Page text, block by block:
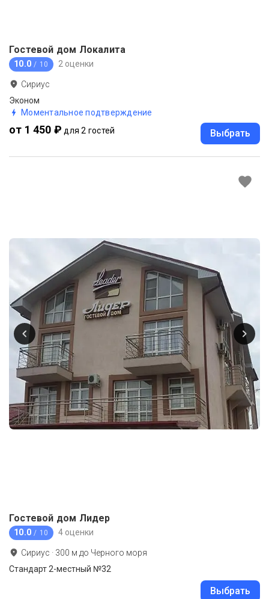
Гостевой дом Локалита
10.0 / 10 2 оценки
Сириус
Эконом
Моментальное подтверждение
от 1 450 ₽ для 2 гостей Выбрать
Гостевой дом Лидер
10.0 / 10 4 оценки
Сириус · 300 м до Черного моря
Стандарт 2-местный №32
Выбрать